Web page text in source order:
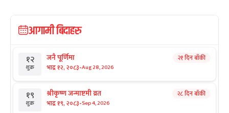
आगामी बिदाहरु
१२
शुक्र
जनै पूर्णिमा
भाद्र १२, २०८३-Aug 28, 2026
२१ दिन बाँकी
१९
शुक्र
श्रीकृष्ण जन्माष्टमी व्रत
भाद्र १९, २०८३-Sep 4, 2026
२८ दिन बाँकी